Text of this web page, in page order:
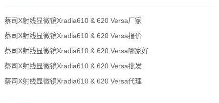
蔡司X射线显微镜Xradia610 & 620 Versa厂家
蔡司X射线显微镜Xradia610 & 620 Versa报价
蔡司X射线显微镜Xradia610 & 620 Versa哪家好
蔡司X射线显微镜Xradia610 & 620 Versa批发
蔡司X射线显微镜Xradia610 & 620 Versa代理